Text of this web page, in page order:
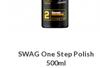
SWAG One Step Polish
500ml